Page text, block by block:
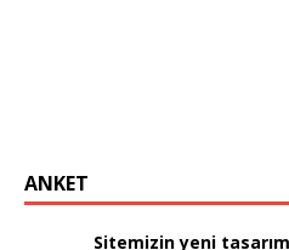
ANKET
Sitemizin yeni